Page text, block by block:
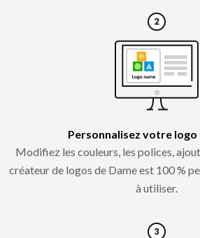
Personnalisez votre logo
Modifiez les couleurs, les polices,
créateur de logos de Dame est 100 %
à utiliser.